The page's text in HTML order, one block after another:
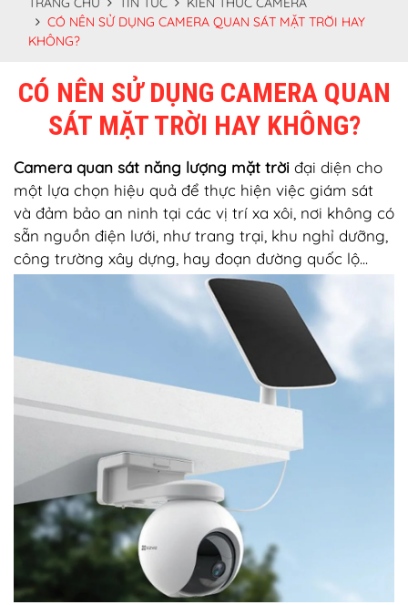
CÓ NÊN SỬ DỤNG CAMERA QUAN SÁT MẶT TRỜI HAY
KHÔNG?
CÓ NÊN SỬ DỤNG CAMERA QUAN
SÁT MẶT TRỜI HAY KHÔNG?
Camera quan sát năng lượng mặt trời đại diện cho
một lựa chọn hiệu quả để thực hiện việc giám sát
và đảm bảo an ninh tại các vị trí xa xôi, nơi không có
sẵn nguồn điện lưới, như trang trại, khu nghỉ dưỡng,
công trường xây dựng, hay đoạn đường quốc lộ...